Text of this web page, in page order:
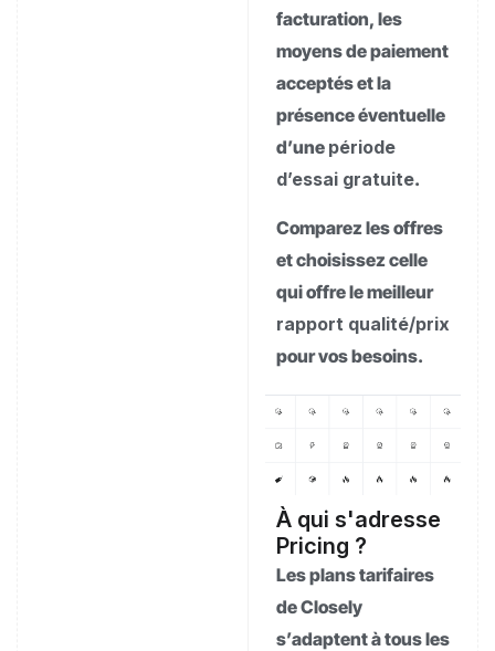
facturation, les
moyens de paiement
acceptés et la
présence éventuelle
d’une période
d’essai gratuite.
Comparez les offres
et choisissez celle
qui offre le meilleur
rapport qualité/prix
pour vos besoins.
À qui s'adresse
Pricing ?
Les plans tarifaires
de Closely
s’adaptent à tous les